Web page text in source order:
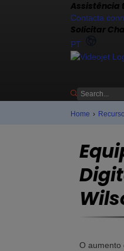
Assistência
Contacta
Solicitar
PT
Home ›
O aumento